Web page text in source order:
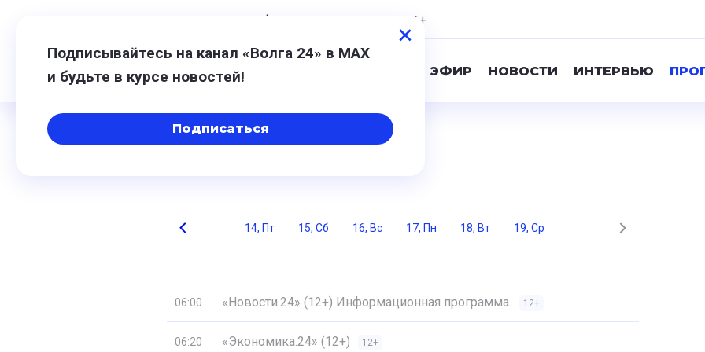
16+
ПРЯМОЙ ЭФИР НОВОСТИ ИНТЕРВЬЮ
Программа
14, Пт 15, Сб 16, Вс 17, Пн 18, Вт 19, Ср
06:00 «Новости.24» (12+) Информационная программа. 12+
06:20 «Экономика.24» (12+) 12+
Подписывайтесь на канал «Волга 24» в МАХ
и будьте в курсе новостей!
Подписаться